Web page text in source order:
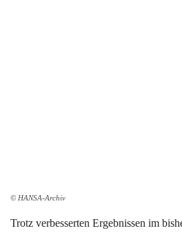
© HANSA-Archiv
Trotz verbesserten Ergebnissen im